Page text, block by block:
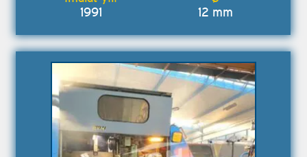
1991 12 mm